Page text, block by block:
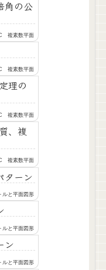
角の公
複素数平面
複素数平面
理の
複素数平面
、複
複素数平面
ターン
と平面図形
と平面図形
ン
と平面図形